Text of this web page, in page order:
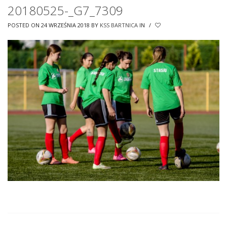
20180525-_G7_7309
POSTED ON 24 WRZEŚNIA 2018 BY KSS BARTNICA IN /